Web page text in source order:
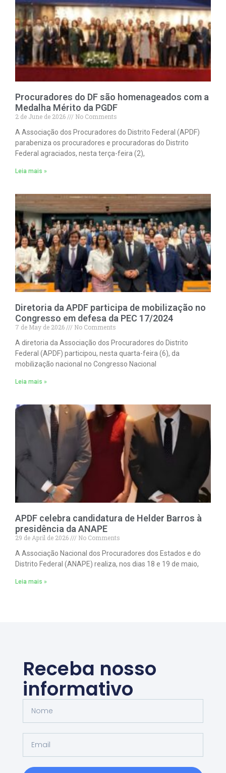
Procuradores do DF são homenageados com a
Medalha Mérito da PGDF
2 de June de 2026
No Comments
A Associação dos Procuradores do Distrito Federal (APDF)
parabeniza os procuradores e procuradoras do Distrito
Federal agraciados, nesta terça-feira (2),
Leia mais »
Diretoria da APDF participa de mobilização no
Congresso em defesa da PEC 17/2024
7 de May de 2026
No Comments
A diretoria da Associação dos Procuradores do Distrito
Federal (APDF) participou, nesta quarta-feira (6), da
mobilização nacional no Congresso Nacional
Leia mais »
APDF celebra candidatura de Helder Barros à
presidência da ANAPE
29 de April de 2026
No Comments
A Associação Nacional dos Procuradores dos Estados e do
Distrito Federal (ANAPE) realiza, nos dias 18 e 19 de maio,
Leia mais »
Receba nosso
informativo